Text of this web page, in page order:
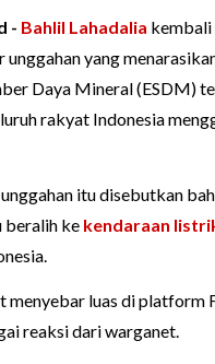
- Bahlil Lahadalia kembali
unggahan yang
Daya Mineral (ESDM)
rakyat Indonesia
itu disebutkan
beralih ke kendaraan
menyebar luas di platform
reaksi dari warganet.